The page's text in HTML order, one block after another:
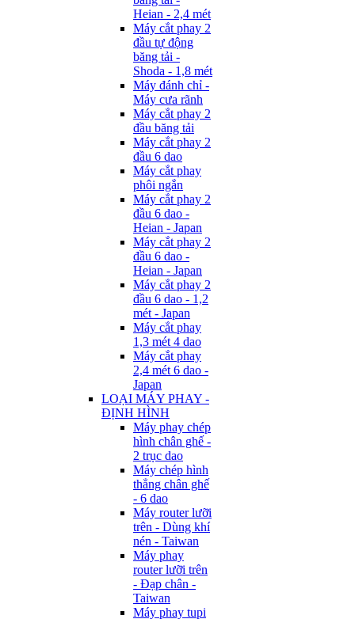
Heian - 2,4 mét
Máy cắt phay 2
đầu tự động
băng tải -
Shoda - 1,8 mét
Máy đánh chỉ -
Máy cưa rãnh
Máy cắt phay 2
đầu băng tải
Máy cắt phay 2
đầu 6 dao
Máy cắt phay
phôi ngắn
Máy cắt phay 2
đầu 6 dao -
Heian - Japan
Máy cắt phay 2
đầu 6 dao -
Heian - Japan
Máy cắt phay 2
đầu 6 dao - 1,2
mét - Japan
Máy cắt phay
1,3 mét 4 dao
Máy cắt phay
2,4 mét 6 dao -
Japan
LOẠI MÁY PHAY -
ĐỊNH HÌNH
Máy phay chép
hình chân ghế -
2 trục dao
Máy chép hình
thẳng chân ghế
- 6 dao
Máy router lưỡi
trên - Dùng khí
nén - Taiwan
Máy phay
router lưỡi trên
- Đạp chân -
Taiwan
Máy phay tupi